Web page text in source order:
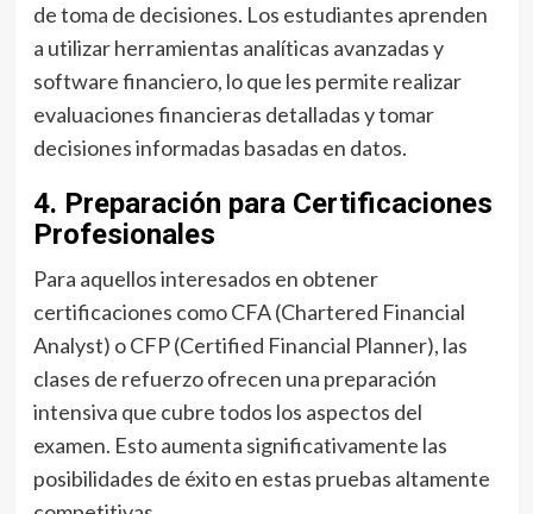
de toma de decisiones. Los estudiantes aprenden
a utilizar herramientas analíticas avanzadas y
software financiero, lo que les permite realizar
evaluaciones financieras detalladas y tomar
decisiones informadas basadas en datos.
4. Preparación para Certificaciones
Profesionales
Para aquellos interesados en obtener
certificaciones como CFA (Chartered Financial
Analyst) o CFP (Certified Financial Planner), las
clases de refuerzo ofrecen una preparación
intensiva que cubre todos los aspectos del
examen. Esto aumenta significativamente las
posibilidades de éxito en estas pruebas altamente